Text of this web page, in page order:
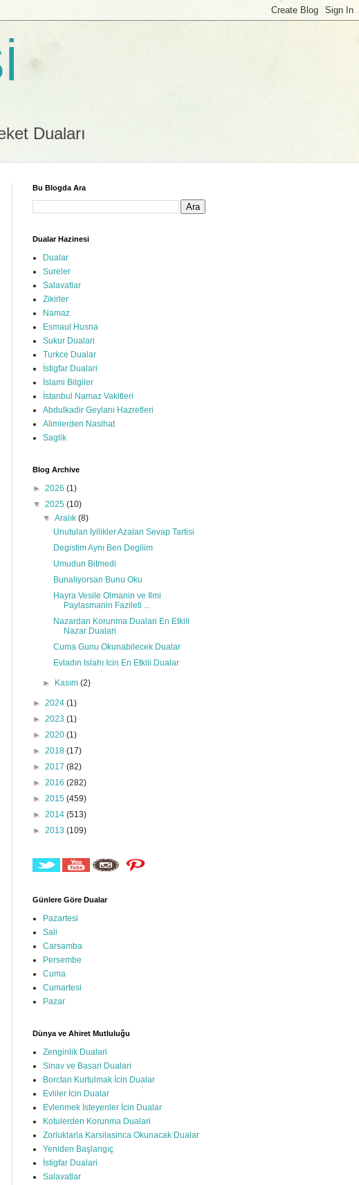
Duaları
Bu Blogda Ara
Dualar Hazinesi
Dualar
Sureler
Salavatlar
Zikirler
Namaz
Esmaul Husna
Sukur Dualari
Turkce Dualar
İstigfar Dualari
İslami Bilgiler
İstanbul Namaz Vakitleri
Abdulkadir Geylani Hazretleri
Alimlerden Nasihat
Saglik
Blog Archive
► 2026 (1)
▼ 2025 (10)
▼Aralık(8)
Unutulan Iyilikler Azalan Sevap Tartisi
Degistim Aynı Ben Degilim
Umudun Bitmedi
Bunaliyorsan Bunu Oku
Hayra Vesile Olmanin ve Ilmi
Paylasmanin Fazileti ...
Nazardan Korunma Dualari En Etkili
Nazar Dualari
Cuma Gunu Okunabilecek Dualar
Evladın Islahı Icin En Etkili Dualar
► Kasım(2)
► 2024 (1)
► 2023 (1)
► 2020 (1)
► 2018 (17)
► 2017 (82)
► 2016 (282)
► 2015 (459)
► 2014 (513)
► 2013 (109)
Günlere Göre Dualar
Pazartesi
Sali
Carsamba
Persembe
Cuma
Cumartesi
Pazar
Dünya ve Ahiret Mutluluğu
Zenginlik Dualari
Sinav ve Basari Dualari
Borctan Kurtulmak İcin Dualar
Evliler İcin Dualar
Evlenmek İsteyenler İcin Dualar
Kotulerden Korunma Dualari
Zorluklarla Karsilasinca Okunacak Dualar
Yeniden Başlangıç
İstigfar Dualari
Salavatlar